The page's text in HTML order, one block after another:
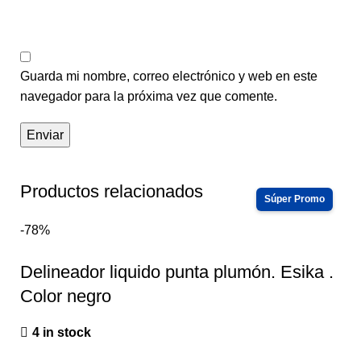
Guarda mi nombre, correo electrónico y web en este
navegador para la próxima vez que comente.
Productos relacionados
-78%
Delineador liquido punta plumón. Esika .
Color negro
4 in stock